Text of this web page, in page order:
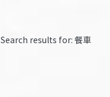
Search results for: 餐車